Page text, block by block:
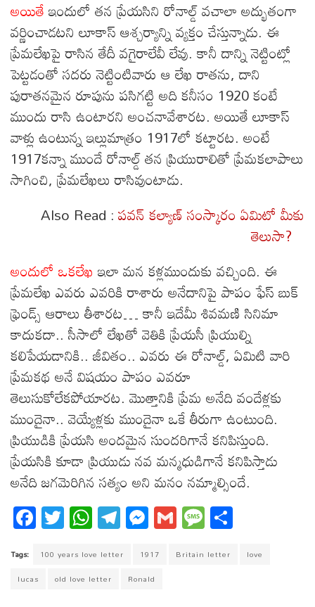
అయితేఇందులో తన ప్రేయసిని రోనాల్డ్ వచాలా అద్భుతంగా
వర్ణించాడటని లూకాస్ ఆశ్చర్యాన్ని వ్యక్తం చేస్తున్నాడు. ఈ
ప్రేమలేఖపై రాసిన తేదీ వగైరాలేవీ లేవు. కానీ దాన్ని నెట్టింట్లో
పెట్టడంతో సదరు నెట్టింటివారు ఆ లేఖ రాతను, దాని
పురాతనమైన రూపును పసిగట్టి అది కనీసం 1920 కంటే
ముందు రాసి ఉంటారని అంచనావేశారట. అయితే లూకాస్
వాళ్లు ఉంటున్న ఇల్లుమాత్రం 1917లో కట్టారట. అంటే
1917కన్నా ముందే రోనాల్డ్ తన ప్రియురాలితో ప్రేమకలాపాలు
సాగించి, ప్రేమలేఖలు రాసివుంటాడు.
Also Read :పవన్ కల్యాణ్ సంస్కారం ఏమిటో మీకు
తెలుసా?
అందులో ఒకలేఖ ఇలా మన కళ్లముందుకు వచ్చింది. ఈ
ప్రేమలేఖ ఎవరు ఎవరికి రాశారు అనేదానిపై పాపం ఫేస్ బుక్
ఫ్రెండ్స్ ఆరాలు తీశారట… కానీ ఇదేమీ శివమణి సినిమా
కాదుకదా.. సీసాలో లేఖతో వెతికి ప్రేయసీ ప్రియుల్ని
కలిపేయడానికి.. జీవితం.. ఎవరు ఈ రోనాల్డ్, ఏమిటి వారి
ప్రేమకథ అనే విషయం పాపం ఎవరూ
తెలుసుకోలేకపోయారట. మొత్తానికి ప్రేమ అనేది వందేళ్లకు
ముందైనా.. వెయ్యేళ్లకు ముందైనా ఒకే తీరుగా ఉంటుంది.
ప్రియుడికి ప్రేయసి అందమైన సుందరిగానే కనిపిస్తుంది.
ప్రేయసికి కూడా ప్రియుడు నవ మన్మధుడిగానే కనిపిస్తాడు
అనేది జగమెరిగిన సత్యం అని మనం నమ్మాల్సిందే.
Fa
ce
bo
ok
T
wi
tt
er
W
ha
ts
A
T
el
eg
ra
M
es
se
ng
G
m
ail
M
es
sa re
Tags: 100 years love letter 1917 Britain letter
love
lucas
old love letter Ronald